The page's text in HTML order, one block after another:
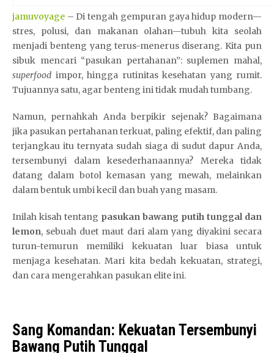
jamuvoyage – Di tengah gempuran gaya hidup modern—
stres, polusi, dan makanan olahan—tubuh kita seolah
menjadi benteng yang terus-menerus diserang. Kita pun
sibuk mencari “pasukan pertahanan”: suplemen mahal,
superfood impor, hingga rutinitas kesehatan yang rumit.
Tujuannya satu, agar benteng ini tidak mudah tumbang.
Namun, pernahkah Anda berpikir sejenak? Bagaimana
jika pasukan pertahanan terkuat, paling efektif, dan paling
terjangkau itu ternyata sudah siaga di sudut dapur Anda,
tersembunyi dalam kesederhanaannya? Mereka tidak
datang dalam botol kemasan yang mewah, melainkan
dalam bentuk umbi kecil dan buah yang masam.
Inilah kisah tentang pasukan bawang putih tunggal dan
lemon, sebuah duet maut dari alam yang diyakini secara
turun-temurun memiliki kekuatan luar biasa untuk
menjaga kesehatan. Mari kita bedah kekuatan, strategi,
dan cara mengerahkan pasukan elite ini.
Sang Komandan: Kekuatan Tersembunyi
Bawang Putih Tunggal